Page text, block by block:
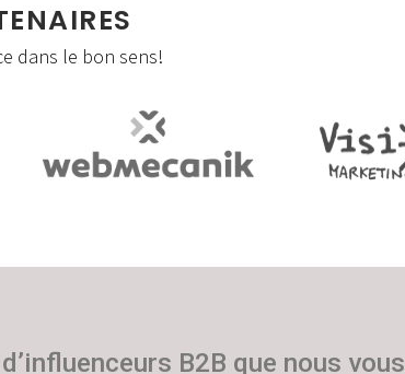
dans le bon sens!
B2B que nous vous